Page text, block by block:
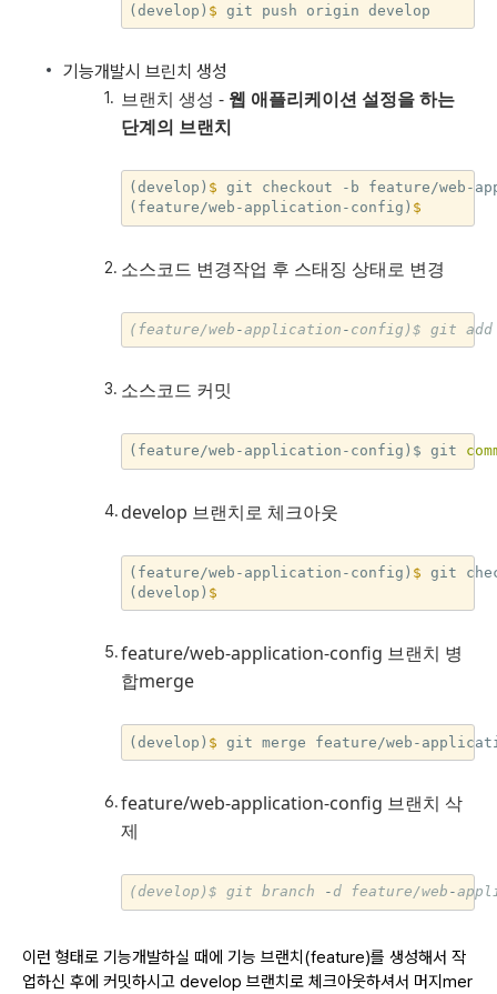
(develop) $
기능개발시 브린치 생성
브랜치 생성 - 웹 애플리케이션 설정을 하는
단계의 브랜치
(develop) $ git checkout -b feature/web-
(feature/web-application-config)
소스코드 변경작업 후 스태징 상태로 변경
(feature/web -application - config)$ git add
소스코드 커밋
(feature/web-application-config)$ git
develop 브랜치로 체크아웃
(feature/web-application-config) $ git
(develop)
feature/web-application-config 브랜치 병
합merge
(develop) $
feature/web-application-config 브랜치 삭
제
(develop)$ git branch - d feature/web -
이런 형태로 기능개발하실 때에 기능 브랜치(feature)를 생성해서 작
업하신 후에 커밋하시고 develop 브랜치로 체크아웃하셔서 머지mer